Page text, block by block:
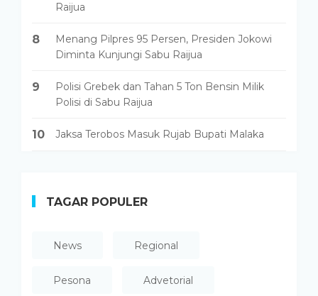
Raijua
8
Menang Pilpres 95 Persen, Presiden Jokowi
Diminta Kunjungi Sabu Raijua
9
Polisi Grebek dan Tahan 5 Ton Bensin Milik
Polisi di Sabu Raijua
10 Jaksa Terobos Masuk Rujab Bupati Malaka
TAGAR POPULER
News Regional
Pesona Advetorial